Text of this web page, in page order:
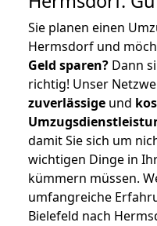
Sie planen einen
Hermsdorf und
Geld sparen? Dann
richtig! Unser
zuverlässige und
damit Sie sich um
wichtigen Dinge in
kümmern müssen.
umfangreiche
Bielefeld nach